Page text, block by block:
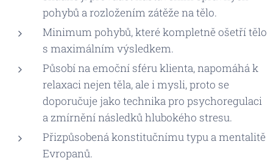
pohybů a rozložením zátěže na tělo.
Minimum pohybů, které kompletně ošetří tělo
s maximálním výsledkem.
Působí na emoční sféru klienta, napomáhá k
relaxaci nejen těla, ale i mysli, proto se
doporučuje jako technika pro psychoregulaci
a zmírnění následků hlubokého stresu.
Přizpůsobená konstitučnímu typu a mentalitě
Evropanů.